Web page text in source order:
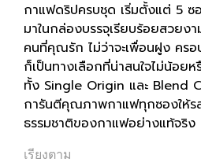
กาแฟดริปครบชุด เริ่มตั้งแต่ 5
มาในกล่องบรรจุเรียบร้อยสวย
คนที่คุณรัก ไม่ว่าจะเพื่อนฝูง คร
ก็เป็นทางเลือกที่น่าสนใจไม่น้อย
ทั้ง Single Origin และ Blend
การันตีคุณภาพกาแฟทุกซองให้ร
ธรรมชาติของกาแฟอย่างแท้จริง
เรียงตาม